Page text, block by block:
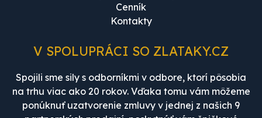
Cenník
Kontakty
V SPOLUPRÁCI SO ZLATAKY.CZ
Spojili sme sily s odborníkmi v odbore, ktorí pôsobia
na trhu viac ako 20 rokov. Vďaka tomu vám môžeme
ponúknuť uzatvorenie zmluvy v jednej z našich 9